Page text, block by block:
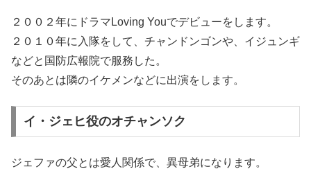
２００２年にドラマLoving Youでデビューをします。
２０１０年に入隊をして、チャンドンゴンや、イジュンギ
などと国防広報院で服務した。
そのあとは隣のイケメンなどに出演をします。
イ・ジェヒ役のオチャンソク
ジェファの父とは愛人関係で、異母弟になります。